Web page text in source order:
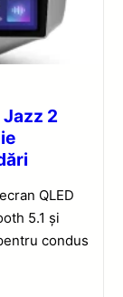
2
QLED
5.1 și
condus